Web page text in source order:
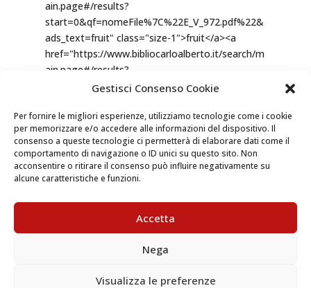
Gestisci Consenso Cookie
Per fornire le migliori esperienze, utilizziamo tecnologie come i cookie
per memorizzare e/o accedere alle informazioni del dispositivo. Il
consenso a queste tecnologie ci permetterà di elaborare dati come il
comportamento di navigazione o ID unici su questo sito. Non
acconsentire o ritirare il consenso può influire negativamente su
alcune caratteristiche e funzioni.
Accetta
Nega
Visualizza le preferenze